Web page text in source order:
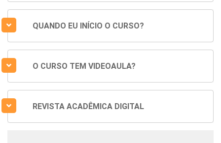
QUANDO EU INÍCIO O CURSO?
O CURSO TEM VIDEOAULA?
REVISTA ACADÊMICA DIGITAL